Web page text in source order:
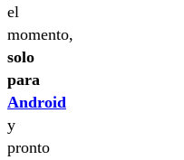
el
momento,
solo
para
Android
y
pronto